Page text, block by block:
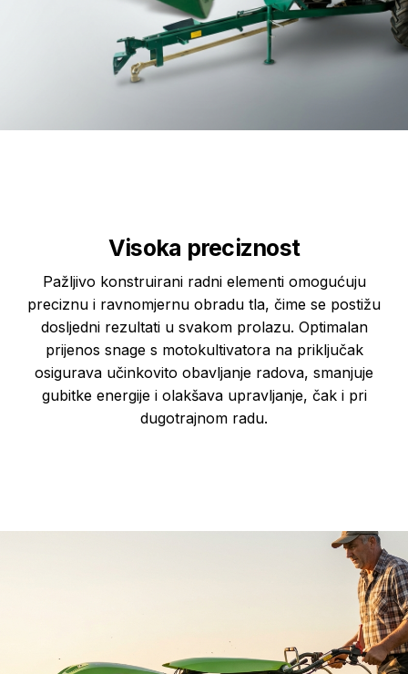
Visoka preciznost
Pažljivo konstruirani radni elementi omogućuju
preciznu i ravnomjernu obradu tla, čime se postižu
dosljedni rezultati u svakom prolazu. Optimalan
prijenos snage s motokultivatora na priključak
osigurava učinkovito obavljanje radova, smanjuje
gubitke energije i olakšava upravljanje, čak i pri
dugotrajnom radu.